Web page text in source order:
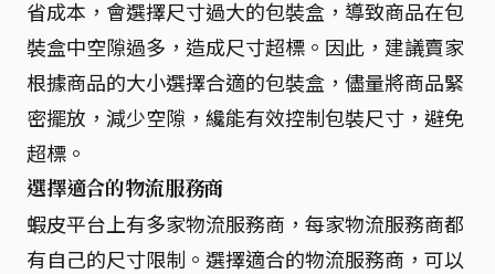
省成本，會選擇尺寸過大的包裝盒，導致商品在包
裝盒中空隙過多，造成尺寸超標。因此，建議賣家
根據商品的大小選擇合適的包裝盒，儘量將商品緊
密擺放，減少空隙，纔能有效控制包裝尺寸，避免
超標。
選擇適合的物流服務商
蝦皮平台上有多家物流服務商，每家物流服務商都
有自己的尺寸限制。選擇適合的物流服務商，可以